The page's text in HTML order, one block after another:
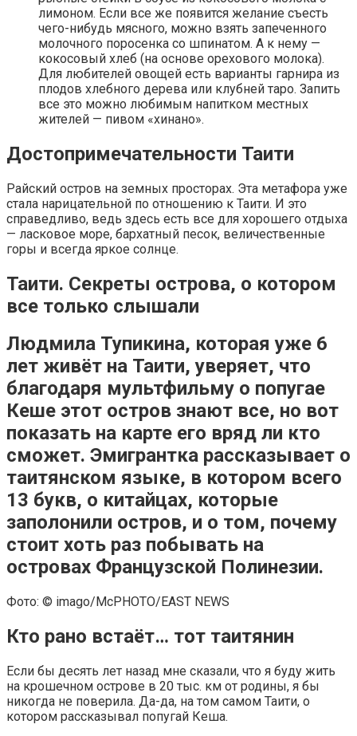
лимоном. Если все же появится желание съесть
чего-нибудь мясного, можно взять запеченного
молочного поросенка со шпинатом. А к нему —
кокосовый хлеб (на основе орехового молока).
Для любителей овощей есть варианты гарнира из
плодов хлебного дерева или клубней таро. Запить
все это можно любимым напитком местных
жителей — пивом «хинано».
Достопримечательности Таити
Райский остров на земных просторах. Эта метафора уже
стала нарицательной по отношению к Таити. И это
справедливо, ведь здесь есть все для хорошего отдыха
— ласковое море, бархатный песок, величественные
горы и всегда яркое солнце.
Таити. Секреты острова, о котором
все только слышали
Людмила Тупикина, которая уже 6
лет живёт на Таити, уверяет, что
благодаря мультфильму о попугае
Кеше этот остров знают все, но вот
показать на карте его вряд ли кто
сможет. Эмигрантка рассказывает о
таитянском языке, в котором всего
13 букв, о китайцах, которые
заполонили остров, и о том, почему
стоит хоть раз побывать на
островах Французской Полинезии.
Фото: © imago/McPHOTO/EAST NEWS
Кто рано встаёт… тот таитянин
Если бы десять лет назад мне сказали, что я буду жить
на крошечном острове в 20 тыс. км от родины, я бы
никогда не поверила. Да-да, на том самом Таити, о
котором рассказывал попугай Кеша.